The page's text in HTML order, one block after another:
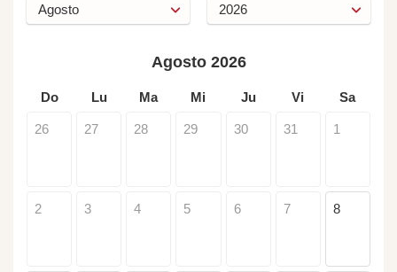
Agosto 2026
Do Lu Ma Mi Ju Vi Sa
26 27 28 29 30 31 1
2 3 4 5 6 7 8